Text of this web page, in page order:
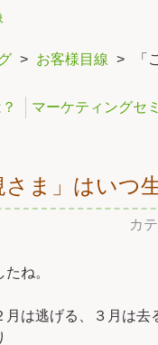
> お客様目線 > 「
マーケティングセ
さま」はいつ
カ
ね。
月は逃げる、３月は去